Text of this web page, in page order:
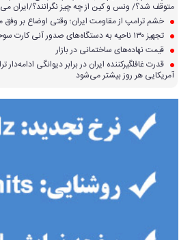
متوقف شد؟/ ونس و کین از چه چیز نگرانند؟/ایران
خشم ترامپ از مقاومت ایران؛ وقتی اوضاع بر وفق
تجهیز ۱۳۰ ناحیه به دستگاه‌های صدور آنی کارت سوخت
قیمت نهاده‌های ساختمانی در بازار
قدرت غافلگیرکننده ایران در برابر دیوانگی
آمریکایی هر روز بیشتر می‌شود